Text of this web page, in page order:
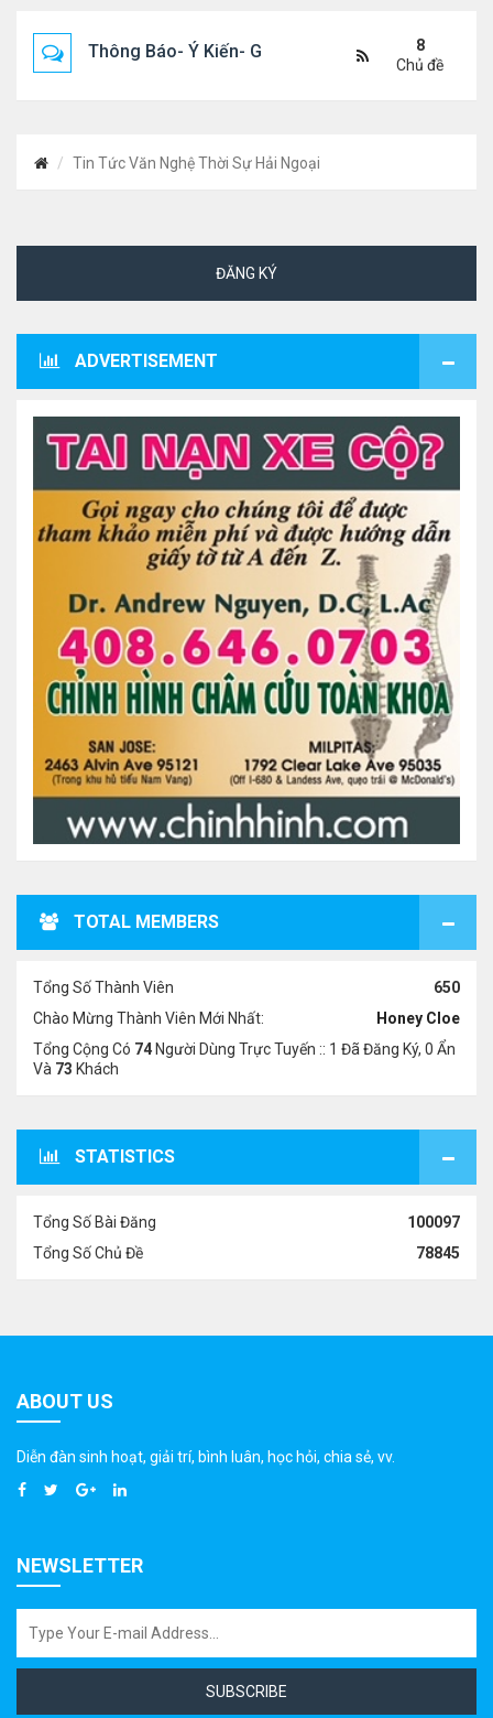
Thông Báo- Ý Kiến- Góp Ý- Liên Lạc
8
Chủ đề
Tin Tức Văn Nghệ Thời Sự Hải Ngoại
ĐĂNG KÝ
ADVERTISEMENT
TOTAL MEMBERS
Tổng Số Thành Viên
650
Chào Mừng Thành Viên Mới Nhất:
Honey Cloe
Tổng Cộng Có 74 Người Dùng Trực Tuyến :: 1 Đã Đăng Ký, 0 Ẩn
Và 73 Khách
STATISTICS
Tổng Số Bài Đăng
100097
Tổng Số Chủ Đề
78845
ABOUT US
Diễn đàn sinh hoạt, giải trí, bình luân, học hỏi, chia sẻ, vv.
NEWSLETTER
SUBSCRIBE